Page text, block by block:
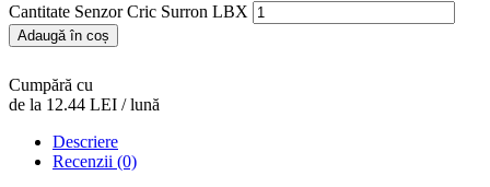
Cantitate Senzor Cric Surron LBX
Adaugă în coș
Cumpără cu
de la 12.44 LEI / lună
Descriere
Recenzii (0)